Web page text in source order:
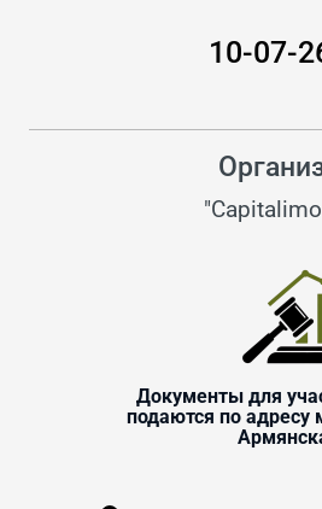
10-07-
Документы для
подаются по адресу